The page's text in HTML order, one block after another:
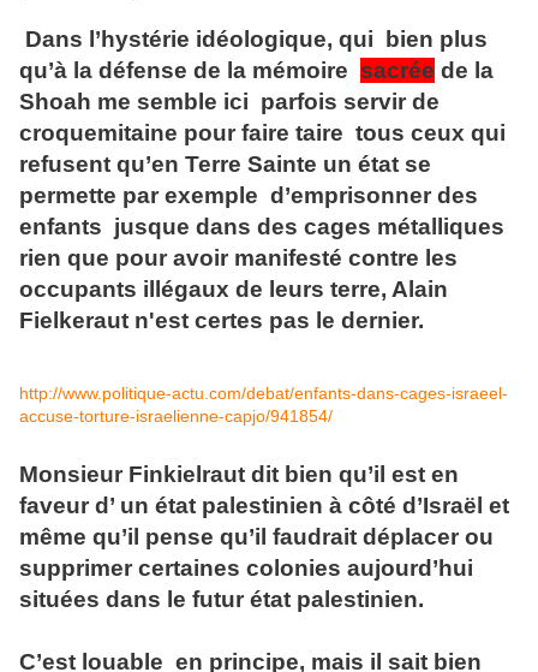
Dans l’hystérie idéologique, qui bien plus
qu’à la défense de la mémoire sacrée de la
Shoah me semble ici parfois servir de
croquemitaine pour faire taire tous ceux qui
refusent qu’en Terre Sainte un état se
permette par exemple d’emprisonner des
enfants jusque dans des cages métalliques
rien que pour avoir manifesté contre les
occupants illégaux de leurs terre, Alain
Fielkeraut n'est certes pas le dernier.
http://www.politique-actu.com/debat/enfants-dans-cages-israeel-
accuse-torture-israelienne-capjo/941854/
Monsieur Finkielraut dit bien qu’il est en
faveur d’ un état palestinien à côté d’Israël et
même qu’il pense qu’il faudrait déplacer ou
supprimer certaines colonies aujourd’hui
situées dans le futur état palestinien.
C’est louable en principe, mais il sait bien